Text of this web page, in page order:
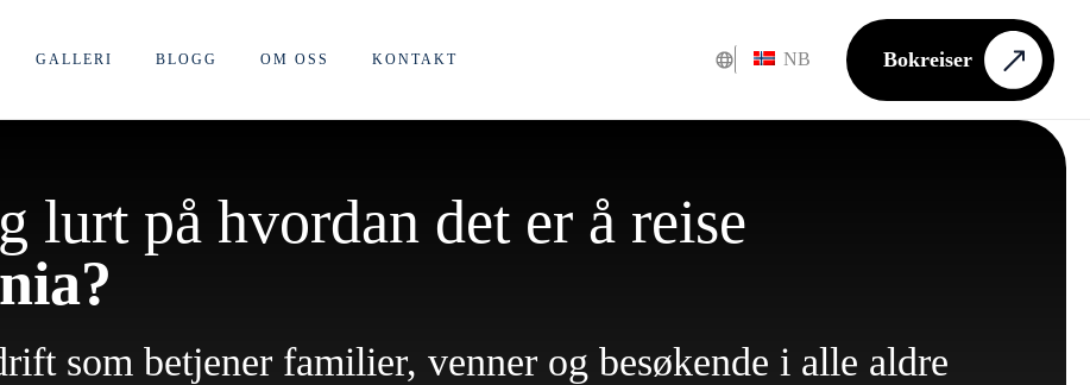
GALLERI BLOGG OM OSS KONTAKT NB Bokreiser
lurt på hvordan det er å reise
som betjener familier, venner og besøkende i alle aldre